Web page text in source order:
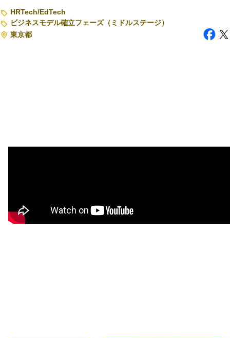
注目スタートアップ
イベント・セミナー
法人向け資料ダウンロード
/採用検討企業様へ
HRTech/EdTech
ビジネスモデル確立フェーズ（ミドルステージ）
東京都